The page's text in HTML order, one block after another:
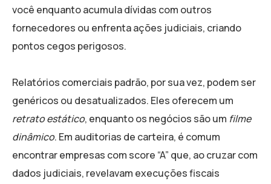
você enquanto acumula dívidas com outros
fornecedores ou enfrenta ações judiciais, criando
pontos cegos perigosos.
Relatórios comerciais padrão, por sua vez, podem ser
genéricos ou desatualizados. Eles oferecem um
retrato estático, enquanto os negócios são um filme
dinâmico. Em auditorias de carteira, é comum
encontrar empresas com score “A” que, ao cruzar com
dados judiciais, revelavam execuções fiscais